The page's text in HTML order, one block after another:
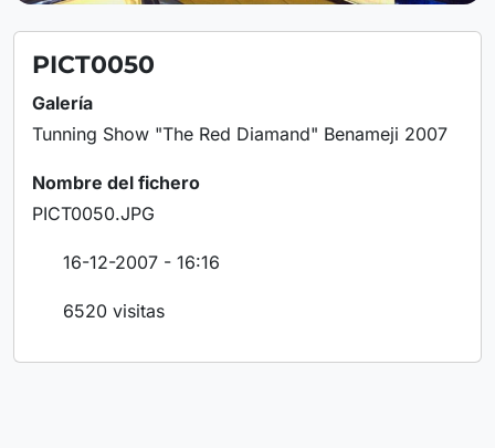
PICT0050
Galería
Tunning Show "The Red Diamand" Benameji 2007
Nombre del fichero
PICT0050.JPG
16-12-2007 - 16:16
6520 visitas